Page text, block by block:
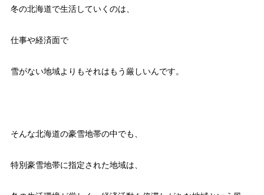
冬の北海道で生活していくのは、
仕事や経済面で
雪がない地域よりもそれはもう厳しいんです。
そんな北海道の豪雪地帯の中でも、
特別豪雪地帯に指定された地域は、